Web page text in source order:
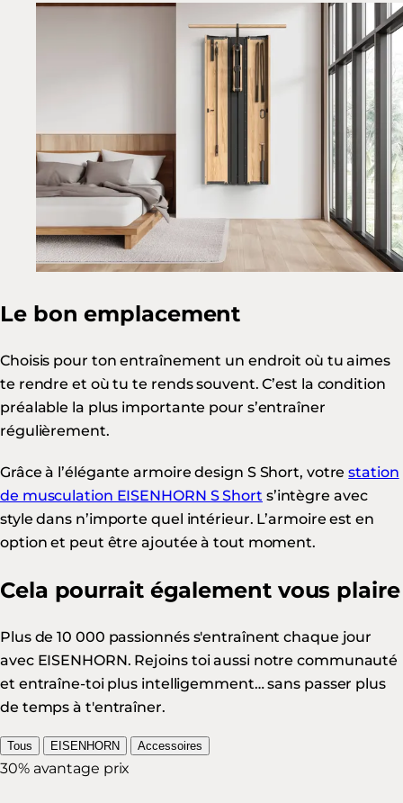
Le bon emplacement
Choisis pour ton entraînement un endroit où tu aimes
te rendre et où tu te rends souvent. C’est la condition
préalable la plus importante pour s’entraîner
régulièrement.
Grâce à l’élégante armoire design S Short, votrestation
de musculation EISENHORN S Short s’intègre avec
style dans n’importe quel intérieur. L’armoire est en
option et peut être ajoutée à tout moment.
Cela pourrait également vous plaire
Plus de 10 000 passionnés s'entraînent chaque jour
avec EISENHORN. Rejoins toi aussi notre communauté
et entraîne-toi plus intelligemment… sans passer plus
de temps à t'entraîner.
Tous EISENHORN Accessoires
30% avantage prix